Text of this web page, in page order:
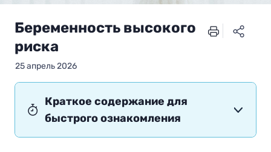
Беременность высокого
риска
25 апрель 2026
Краткое содержание для
быстрого ознакомления